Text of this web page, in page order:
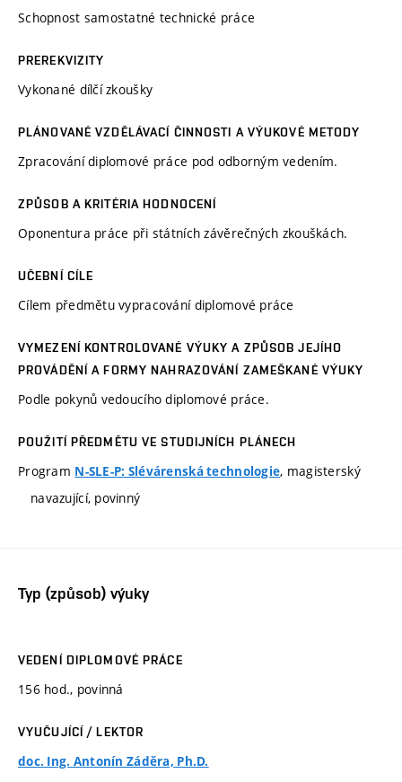
Schopnost samostatné technické práce
PREREKVIZITY
Vykonané dílčí zkoušky
PLÁNOVANÉ VZDĚLÁVACÍ ČINNOSTI A VÝUKOVÉ METODY
Zpracování diplomové práce pod odborným vedením.
ZPŮSOB A KRITÉRIA HODNOCENÍ
Oponentura práce při státních závěrečných zkouškách.
UČEBNÍ CÍLE
Cílem předmětu vypracování diplomové práce
VYMEZENÍ KONTROLOVANÉ VÝUKY A ZPŮSOB JEJÍHO
PROVÁDĚNÍ A FORMY NAHRAZOVÁNÍ ZAMEŠKANÉ VÝUKY
Podle pokynů vedoucího diplomové práce.
POUŽITÍ PŘEDMĚTU VE STUDIJNÍCH PLÁNECH
Program N-SLE-P: Slévárenská technologie, magisterský
navazující, povinný
Typ (způsob) výuky
VEDENÍ DIPLOMOVÉ PRÁCE
156 hod., povinná
VYUČUJÍCÍ / LEKTOR
doc. Ing. Antonín Záděra, Ph.D.